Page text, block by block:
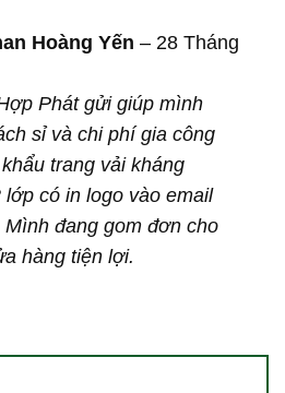
Hoàng Yến– 28 Tháng
Phát gửi giúp mình
sỉ và chi phí gia công
trang vải kháng
lớp có in logo vào email
Mình đang gom đơn cho
hàng tiện lợi.